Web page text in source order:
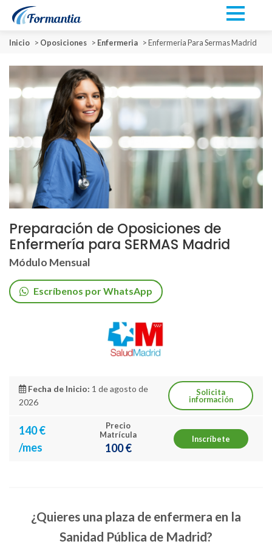
Inicio > Oposiciones > Enfermeria >Enfermeria Para Sermas Madrid
Preparación de Oposiciones de
Enfermería para SERMAS Madrid
Módulo Mensual
Escríbenos por WhatsApp
Fecha de Inicio: 1 de agosto de
2026
Solicita
información
140 €
/mes
Precio
Matrícula
100 €
Inscríbete
¿Quieres una plaza de enfermera en la
Sanidad Pública de Madrid?